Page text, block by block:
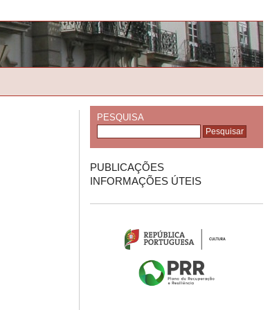
PESQUISA
PUBLICAÇÕES
INFORMAÇÕES ÚTEIS